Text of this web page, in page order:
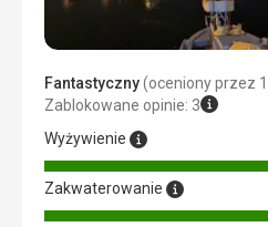
Fantastyczny(oceniony przez
Zablokowane opinie: 3
Wyżywienie
Zakwaterowanie